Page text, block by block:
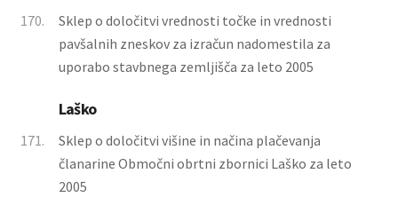
170.
Sklep o določitvi vrednosti točke in vrednosti
pavšalnih zneskov za izračun nadomestila za
uporabo stavbnega zemljišča za leto 2005
Laško
171.
Sklep o določitvi višine in načina plačevanja
članarine Območni obrtni zbornici Laško za leto
2005